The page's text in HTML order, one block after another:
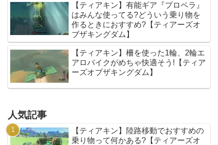
【ティアキン】有能ギア『プロペラ』
はみんな使ってる?どういう乗り物を
作るときにおすすめ?【ティアーズオ
ブザキングダム】
【ティアキン】柵を使った1輪、2輪エ
アロバイクがめちゃ快適そう!【ティア
ーズオブザキングダム】
人気記事
【ティアキン】陸路移動でおすすめの
乗り物って何かある?【ティアーズオ